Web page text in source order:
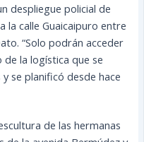
despliegue policial de
la calle Guaicaipuro entre
“Solo podrán acceder
la logística que se
se planificó desde hace
de las hermanas